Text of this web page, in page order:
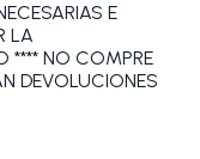
E
LA
**** NO COMPRE
DEVOLUCIONES